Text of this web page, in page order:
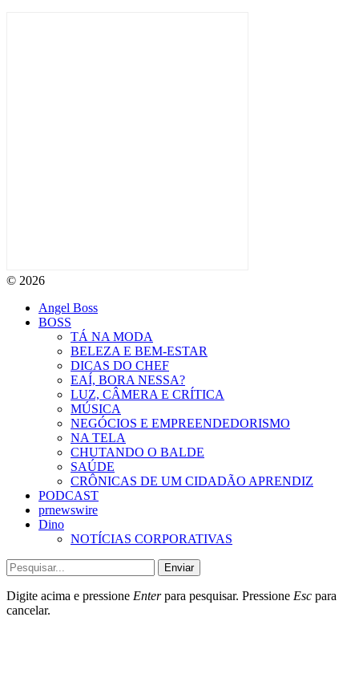
© 2026
Angel Boss
BOSS
TÁ NA MODA
BELEZA E BEM-ESTAR
DICAS DO CHEF
EAÍ, BORA NESSA?
LUZ, CÂMERA E CRÍTICA
MÚSICA
NEGÓCIOS E EMPREENDEDORISMO
NA TELA
CHUTANDO O BALDE
SAÚDE
CRÔNICAS DE UM CIDADÃO APRENDIZ
PODCAST
prnewswire
Dino
NOTÍCIAS CORPORATIVAS
Enviar
Digite acima e pressione Enterpara pesquisar. Pressione Esc para
cancelar.